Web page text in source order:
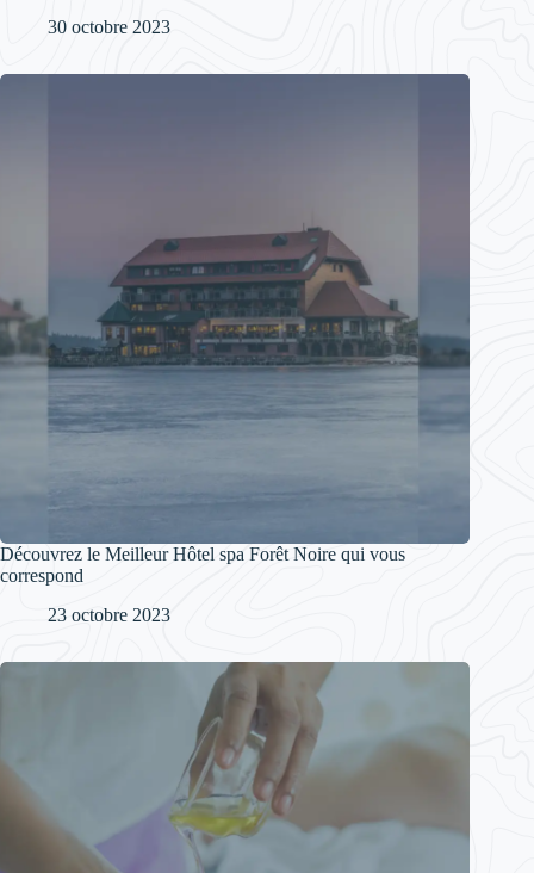
30 octobre 2023
Découvrez le Meilleur Hôtel spa Forêt Noire qui vous
correspond
23 octobre 2023